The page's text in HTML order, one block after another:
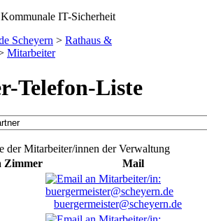
Scheyern > Rathaus &
Mitarbeiter
Telefon-Liste
der Mitarbeiter/innen der Verwaltung
Zimmer
Mail
buergermeister@scheyern.de